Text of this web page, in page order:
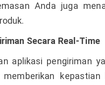
Anda juga
Secara Real-Time
aplikasi pengiriman